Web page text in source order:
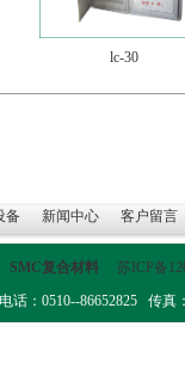
lc-30
备 新闻中心 客户留言
SMC复合材料
苏ICP备
：0510--86652825 传真